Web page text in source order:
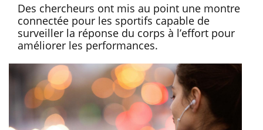
Des chercheurs ont mis au point une montre
connectée pour les sportifs capable de
surveiller la réponse du corps à l’effort pour
améliorer les performances.